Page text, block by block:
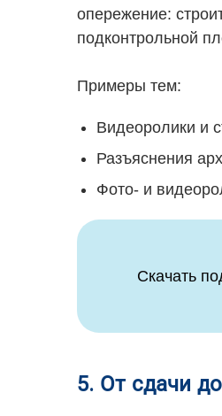
опережение:
подконтрольной
Примеры тем:
Видеоролики и
Разъяснения
Фото- и
Скачать
5. От сдачи